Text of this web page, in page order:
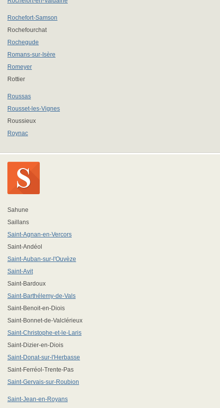
Rochefort-Samson
Rochefourchat
Rochegude
Romans-sur-Isère
Romeyer
Rottier
Roussas
Rousset-les-Vignes
Roussieux
Roynac
Sahune
Saillans
Saint-Agnan-en-Vercors
Saint-Andéol
Saint-Auban-sur-l'Ouvèze
Saint-Avit
Saint-Bardoux
Saint-Barthélemy-de-Vals
Saint-Benoit-en-Diois
Saint-Bonnet-de-Valclérieux
Saint-Christophe-et-le-Laris
Saint-Dizier-en-Diois
Saint-Donat-sur-l'Herbasse
Saint-Ferréol-Trente-Pas
Saint-Gervais-sur-Roubion
Saint-Jean-en-Royans